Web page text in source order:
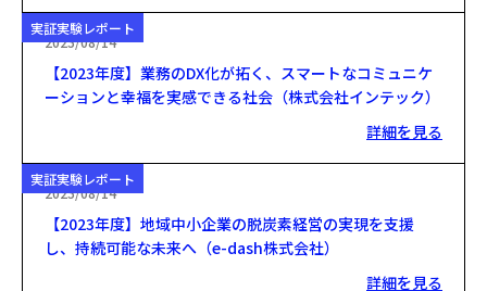
実証実験レポート
2023/08/14
【2023年度】業務のDX化が拓く、スマートなコミュニケ
ーションと幸福を実感できる社会（株式会社インテック）
詳細を見る
実証実験レポート
2023/08/14
【2023年度】地域中小企業の脱炭素経営の実現を支援
し、持続可能な未来へ（e-dash株式会社）
詳細を見る